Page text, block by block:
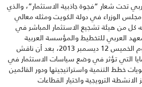
تحت شعار “فجوة جاذبية الاستثمار”، والذي
الوزراء في دولة الكويت ومثله معالي
كل من هيئة تشجيع الاستثمار المباشر في
العربي للتخطيط والمؤسسة العربية
لضمان الاستثمار، أعماله يوم الخميس 12 ديسمبر 2013، بعد أن ناقش
التي تؤثر في وضع سياسات الاستثمار في
خطط التنمية واستراتيجيتها ودور القائمين
الترويجية واختيار القطاعات